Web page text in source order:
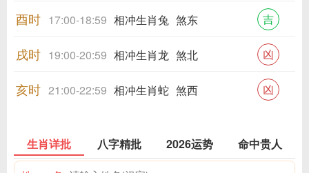
酉时 17:00-18:59 相冲生肖兔 煞东 吉
戌时 19:00-20:59 相冲生肖龙 煞北 凶
亥时 21:00-22:59 相冲生肖蛇 煞西 凶
生肖详批 八字精批 2026运势 命中贵人